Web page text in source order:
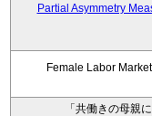
Partial Asymmetry
Female Labor
「共働きの母親